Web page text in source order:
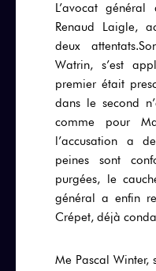
L’avocat
Renaud Laigle,
deux
Watrin, s’est
premier était
dans le second
comme pour
l’accusation a
peines sont
purgées, le
général a enfin
Crépet, déjà
Me Pascal